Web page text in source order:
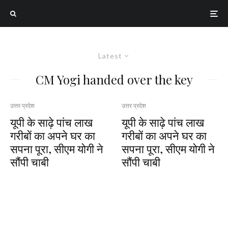
Latest
CM Yogi handed over the key
उत्तर प्रदेश
यूपी के साढ़े पांच लाख
गरीबों का अपने घर का
सपना पूरा, सीएम योगी ने
सौंपी चाबी
उत्तर प्रदेश
यूपी के साढ़े पांच लाख
गरीबों का अपने घर का
सपना पूरा, सीएम योगी ने
सौंपी चाबी